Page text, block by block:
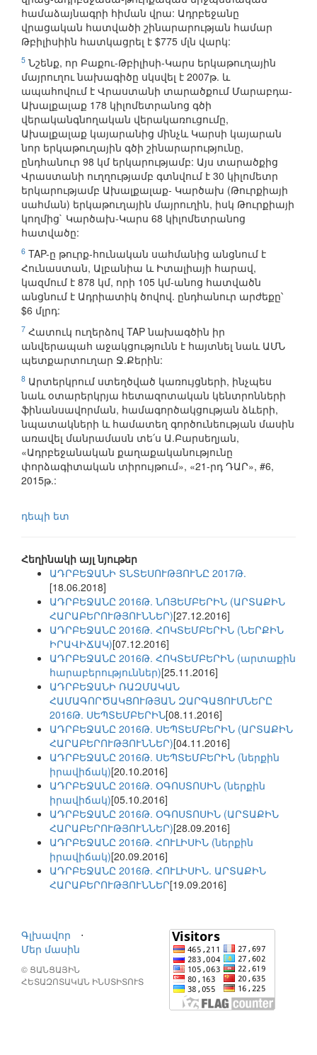
համաձայնագրի հիման վրա: Ադրբեջանը
վրացական հատվածի շինարարության համար
Թբիլիսիին հատկացրել է $775 մլն վարկ:
5 Նշենք, որ Բաքու-Թբիլիսի-Կարս երկաթուղային
մայրուղու նախագիծը սկսվել է 2007թ. և
ապահովում է Վրաստանի տարածքում Մարաբդա-
Ախալքալաք 178 կիլոմետրանոց գծի
վերականգնողական վերակառուցումը,
Ախալքալաք կայարանից մինչև Կարսի կայարան
նոր երկաթուղային գծի շինարարությունը,
ընդհանուր 98 կմ երկարությամբ: Այս տարածքից
Վրաստանի ուղղությամբ գտնվում է 30 կիլոմետր
երկարությամբ Ախալքալաք- Կարծախ (Թուրքիայի
սահման) երկաթուղային մայրուղին, իսկ Թուրքիայի
կողմից` Կարծախ-Կարս 68 կիլոմետրանոց
հատվածը:
6 TAP-ը թուրք-հունական սահմանից անցնում է
Հունաստան, Ալբանիա և Իտալիայի հարավ,
կազմում է 878 կմ, որի 105 կմ-անոց հատվածն
անցնում է Ադրիատիկ ծովով. ընդհանուր արժեքը՝
$6 մլրդ:
7 Հատուկ ուղերձով TAP նախագծին իր
անվերապահ աջակցությունն է հայտնել նաև ԱՄՆ
պետքարտուղար Ջ.Քերին:
8 Արտերկրում ստեղծված կառույցների, ինչպես
նաև օտարերկրյա հետազոտական կենտրոնների
ֆինանսավորման, համագործակցության ձևերի,
նպատակների և համատեղ գործունեության մասին
առավել մանրամասն տե՛ս Ա.Բարսեղյան,
«Ադրբեջանական քաղաքականությունը
փորձագիտական տիրույթում», «21-րդ ԴԱՐ», #6,
2015թ.:
դեպի ետ
Հեղինակի այլ նյութեր
ԱԴՐԲԵՋԱՆԻ ՏՆՏԵՍՈՒԹՅՈՒՆԸ 2017Թ.
[18.06.2018]
ԱԴՐԲԵՋԱՆԸ 2016Թ. ՆՈՅԵՄԲԵՐԻՆ (ԱՐՏԱՔԻՆ
ՀԱՐԱԲԵՐՈՒԹՅՈՒՆՆԵՐ)[27.12.2016]
ԱԴՐԲԵՋԱՆԸ 2016Թ. ՀՈԿՏԵՄԲԵՐԻՆ (ՆԵՐՔԻՆ
ԻՐԱՎԻՃԱԿ)[07.12.2016]
ԱԴՐԲԵՋԱՆԸ 2016Թ. ՀՈԿՏԵՄԲԵՐԻՆ (արտաքին
հարաբերություններ)[25.11.2016]
ԱԴՐԲԵՋԱՆԻ ՌԱԶՄԱԿԱՆ
ՀԱՄԱԳՈՐԾԱԿՑՈՒԹՅԱՆ ԶԱՐԳԱՑՈՒՄՆԵՐԸ
2016Թ. ՍԵՊՏԵՄԲԵՐԻՆ[08.11.2016]
ԱԴՐԲԵՋԱՆԸ 2016Թ. ՍԵՊՏԵՄԲԵՐԻՆ (ԱՐՏԱՔԻՆ
ՀԱՐԱԲԵՐՈՒԹՅՈՒՆՆԵՐ)[04.11.2016]
ԱԴՐԲԵՋԱՆԸ 2016Թ. ՍԵՊՏԵՄԲԵՐԻՆ (ներքին
իրավիճակ)[20.10.2016]
ԱԴՐԲԵՋԱՆԸ 2016Թ. ՕԳՈՍՏՈՍԻՆ (ներքին
իրավիճակ)[05.10.2016]
ԱԴՐԲԵՋԱՆԸ 2016Թ. ՕԳՈՍՏՈՍԻՆ (ԱՐՏԱՔԻՆ
ՀԱՐԱԲԵՐՈՒԹՅՈՒՆՆԵՐ)[28.09.2016]
ԱԴՐԲԵՋԱՆԸ 2016Թ. ՀՈՒԼԻՍԻՆ (ներքին
իրավիճակ)[20.09.2016]
ԱԴՐԲԵՋԱՆԸ 2016Թ. ՀՈՒԼԻՍԻՆ. ԱՐՏԱՔԻՆ
ՀԱՐԱԲԵՐՈՒԹՅՈՒՆՆԵՐ[19.09.2016]
Գլխավոր
⋅
Մեր մասին
© ՑԱՆՑԱՅԻՆ
ՀԵՏԱԶՈՏԱԿԱՆ ԻՆՍՏԻՏՈՒՏ